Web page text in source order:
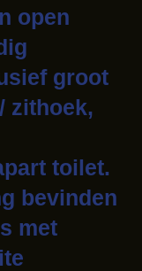
open
groot
zithoek,
toilet.
bevinden
met